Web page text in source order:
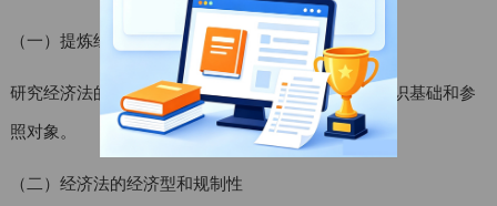
（一）提炼经济法特征的理论准备
研究经济法的特征，应当先明确特征的提炼标准、认识基础和参
照对象。
（二）经济法的经济型和规制性